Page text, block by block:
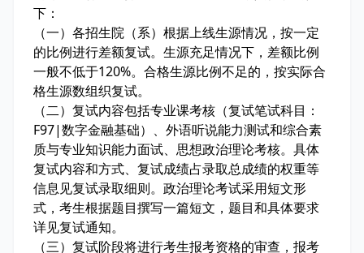
下：
（一）各招生院（系）根据上线生源情况，按一定
的比例进行差额复试。生源充足情况下，差额比例
一般不低于120%。合格生源比例不足的，按实际合
格生源数组织复试。
（二）复试内容包括专业课考核（复试笔试科目：
F97|数字金融基础）、外语听说能力测试和综合素
质与专业知识能力面试、思想政治理论考核。具体
复试内容和方式、复试成绩占录取总成绩的权重等
信息见复试录取细则。政治理论考试采用短文形
式，考生根据题目撰写一篇短文，题目和具体要求
详见复试通知。
（三）复试阶段将进行考生报考资格的审查，报考